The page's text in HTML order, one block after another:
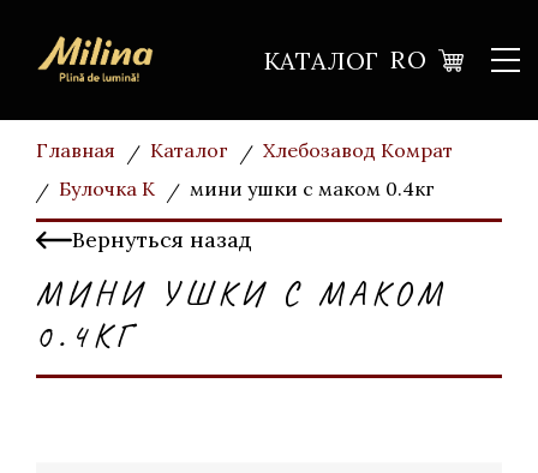
КАТАЛОГ RO
Главная Каталог
Хлебозавод Комрат
Булочка К
мини ушки с маком 0.4кг
Вернуться назад
МИНИ УШКИ С МАКОМ
0.4КГ